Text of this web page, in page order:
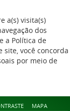
a(s) visita(s)
dos
a Política de
site, você concorda
por meio de
MAPA